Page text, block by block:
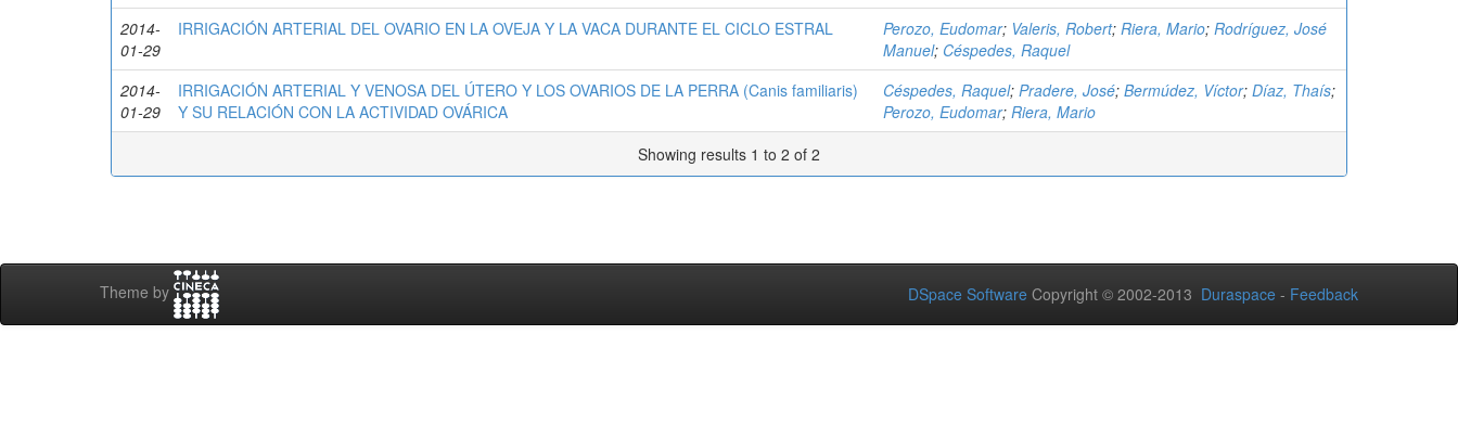
2014-
01-29
IRRIGACIÓN ARTERIAL DEL OVARIO EN LA OVEJA Y LA VACA DURANTE EL CICLO ESTRAL Perozo, Eudomar; Valeris, Robert; Riera, Mario; Rodríguez, José
Manuel; Céspedes, Raquel
2014-
01-29
IRRIGACIÓN ARTERIAL Y VENOSA DEL ÚTERO Y LOS OVARIOS DE LA PERRA (Canis familiaris)
Y SU RELACIÓN CON LA ACTIVIDAD OVÁRICA
Céspedes, Raquel; Pradere, José; Bermúdez, Víctor; Díaz, Thaís;
Perozo, Eudomar; Riera, Mario
Showing results 1 to 2 of 2
Theme by DSpace Software Copyright © 2002-2013 Duraspace - Feedback